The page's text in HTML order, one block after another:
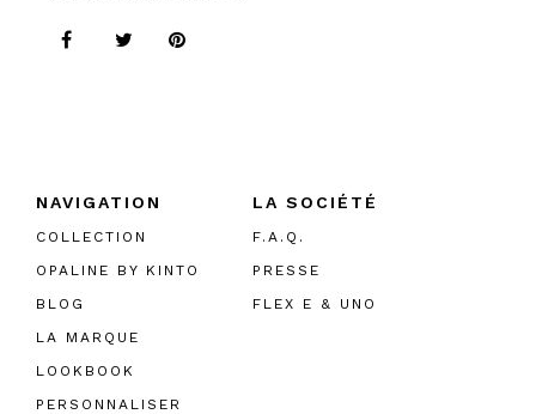
NAVIGATION
COLLECTION
OPALINE BY KINTO
BLOG
LA MARQUE
LOOKBOOK
PERSONNALISER
LA SOCIÉTÉ
F.A.Q.
PRESSE
FLEX E & UNO